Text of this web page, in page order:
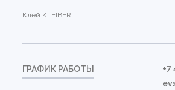
Клей KLEIBERIT
ГРАФИК РАБОТЫ
+7